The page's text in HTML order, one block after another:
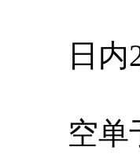
日内
空单于